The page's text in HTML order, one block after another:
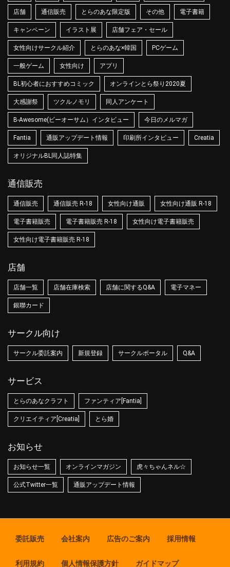
店舗 通信販売 とらのあな限定版 その他 電子書籍
キャンペーン イラスト展 店舗フェア・セール
女性向けサークル紹介 とらのあな×韓国 PCゲーム
一般ゲーム 女性向け アプリ
BL初心者におすすめコミック オンラインとら祭り2020夏
大感謝祭 ツクルノモリ 同人アンケート
B-Awesome(ビーオーサム）インタビュー 今日のメルマガ
Fantia 通販アップデート情報 印刷所インタビュー Creatia
オリジナルBL同人誌特集
通信販売
通信販売 通信販売 R-18 女性向け通販 女性向け通販 R-18
電子書籍販売 電子書籍販売 R-18 女性向け電子書籍販売
女性向け電子書籍販売 R-18
店舗
店舗一覧 店舗在庫検索 店舗に関するQ&A 電子マネー
銀聯カード
サークル向け
サークル委託案内 新規登録 サークルポータル Q&A
サービス
とらのあなクラフト ファンティア[Fantia]
クリエイティア[Creatia] とら婚
お知らせ
お知らせ一覧 オンラインマガジン 虎々ちゃんネル☆
公式Twitter一覧 通販アップデート情報
委託販売 会社案内 広告のご案内 採用情報
利用規約 個人情報保護方針 ガイドマップ